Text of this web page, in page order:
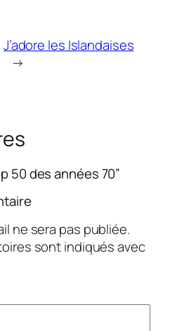
J’adore les Islandaises
→
50 des années 70”
ne sera pas publiée.
sont indiqués avec